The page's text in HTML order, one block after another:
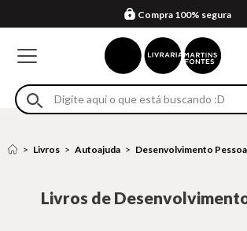
Formas de entrega
Compra 100% segura
Em até 4x sem juros no cartão*
Retire na loja
Eventos
Livros Autoajuda Desenvolvimento
Livros de